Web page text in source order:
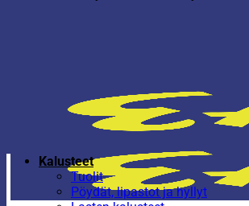
Kalusteet
Tuolit
Pöydät, lipastot ja hyllyt